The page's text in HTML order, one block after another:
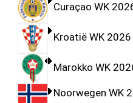
Curaçao WK
Kroatië WK
Marokko WK
Noorwegen WK